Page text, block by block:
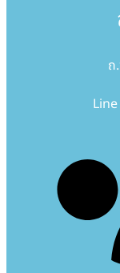
ถ
Line